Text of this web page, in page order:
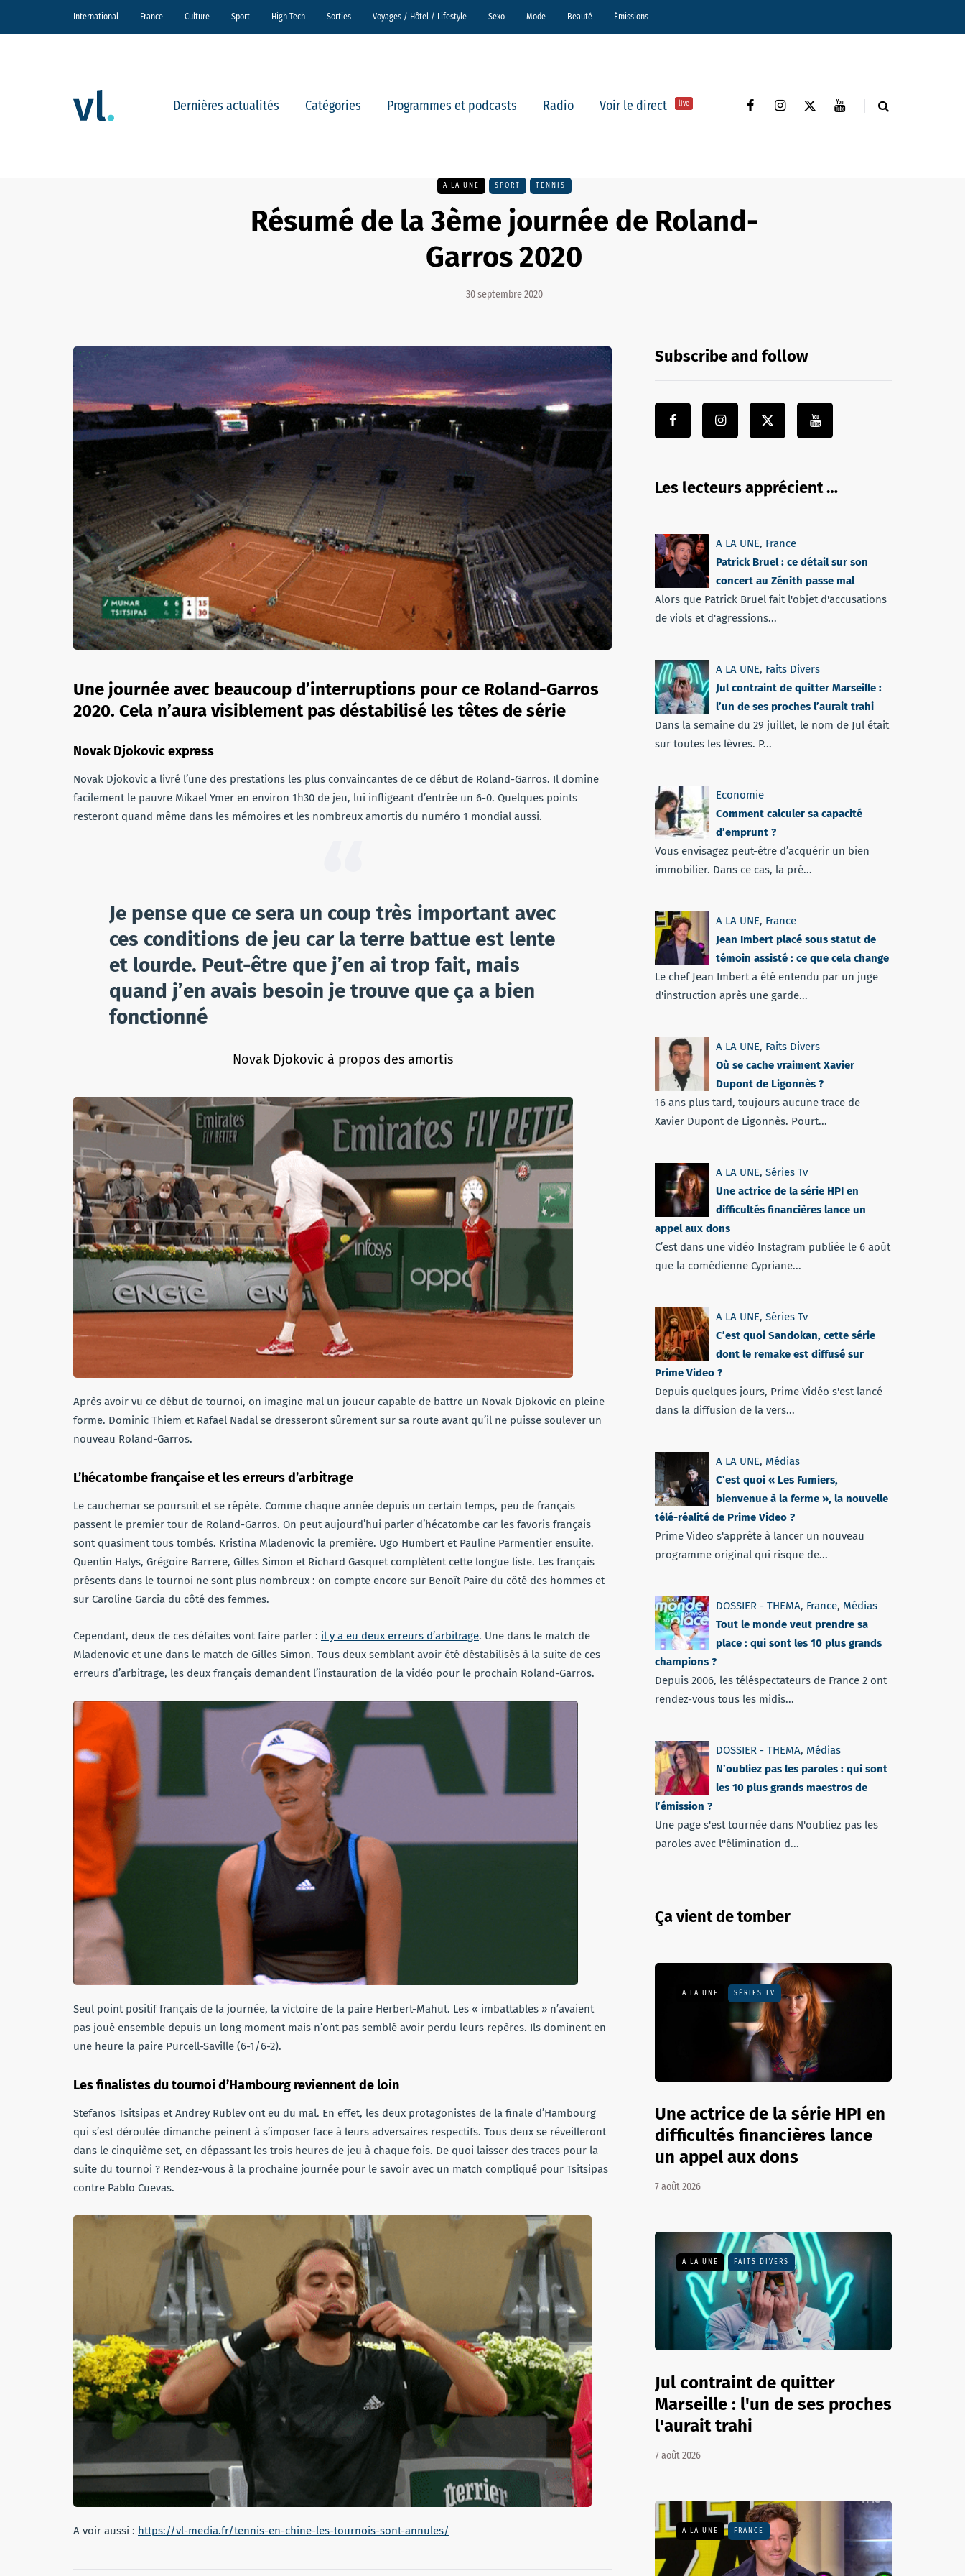
International France Culture Sport High Tech Sorties Voyages / Hôtel / Lifestyle Sexo Mode Beauté Émissions
Dernières actualités Catégories Programmes et podcasts Radio Voir le direct live
A LA UNE SPORT TENNIS
Résumé de la 3ème journée de Roland-
Garros 2020
30 septembre 2020
Une journée avec beaucoup d’interruptions pour ce Roland-Garros
2020. Cela n’aura visiblement pas déstabilisé les têtes de série
Novak Djokovic express
Novak Djokovic a livré l’une des prestations les plus convaincantes de ce début de Roland-Garros. Il domine
facilement le pauvre Mikael Ymer en environ 1h30 de jeu, lui infligeant d’entrée un 6-0. Quelques points
resteront quand même dans les mémoires et les nombreux amortis du numéro 1 mondial aussi.
Je pense que ce sera un coup très important avec
ces conditions de jeu car la terre battue est lente
et lourde. Peut-être que j’en ai trop fait, mais
quand j’en avais besoin je trouve que ça a bien
fonctionné
Novak Djokovic à propos des amortis
Après avoir vu ce début de tournoi, on imagine mal un joueur capable de battre un Novak Djokovic en pleine
forme. Dominic Thiem et Rafael Nadal se dresseront sûrement sur sa route avant qu’il ne puisse soulever un
nouveau Roland-Garros.
L’hécatombe française et les erreurs d’arbitrage
Le cauchemar se poursuit et se répète. Comme chaque année depuis un certain temps, peu de français
passent le premier tour de Roland-Garros. On peut aujourd’hui parler d’hécatombe car les favoris français
sont quasiment tous tombés. Kristina Mladenovic la première. Ugo Humbert et Pauline Parmentier ensuite.
Quentin Halys, Grégoire Barrere, Gilles Simon et Richard Gasquet complètent cette longue liste. Les français
présents dans le tournoi ne sont plus nombreux : on compte encore sur Benoît Paire du côté des hommes et
sur Caroline Garcia du côté des femmes.
Cependant, deux de ces défaites vont faire parler : il y a eu deux erreurs d’arbitrage. Une dans le match de
Mladenovic et une dans le match de Gilles Simon. Tous deux semblant avoir été déstabilisés à la suite de ces
erreurs d’arbitrage, les deux français demandent l’instauration de la vidéo pour le prochain Roland-Garros.
Seul point positif français de la journée, la victoire de la paire Herbert-Mahut. Les « imbattables » n’avaient
pas joué ensemble depuis un long moment mais n’ont pas semblé avoir perdu leurs repères. Ils dominent en
une heure la paire Purcell-Saville (6-1/6-2).
Les finalistes du tournoi d’Hambourg reviennent de loin
Stefanos Tsitsipas et Andrey Rublev ont eu du mal. En effet, les deux protagonistes de la finale d’Hambourg
qui s’est déroulée dimanche peinent à s’imposer face à leurs adversaires respectifs. Tous deux se réveilleront
dans le cinquième set, en dépassant les trois heures de jeu à chaque fois. De quoi laisser des traces pour la
suite du tournoi ? Rendez-vous à la prochaine journée pour le savoir avec un match compliqué pour Tsitsipas
contre Pablo Cuevas.
A voir aussi : https://vl-media.fr/tennis-en-chine-les-tournois-sont-annules/
Subscribe and follow
Les lecteurs apprécient …
A LA UNE, France
Patrick Bruel : ce détail sur son
concert au Zénith passe mal
Alors que Patrick Bruel fait l'objet d'accusations
de viols et d'agressions...
A LA UNE, Faits Divers
Jul contraint de quitter Marseille :
l’un de ses proches l’aurait trahi
Dans la semaine du 29 juillet, le nom de Jul était
sur toutes les lèvres. P...
Economie
Comment calculer sa capacité
d’emprunt ?
Vous envisagez peut-être d’acquérir un bien
immobilier. Dans ce cas, la pré...
A LA UNE, France
Jean Imbert placé sous statut de
témoin assisté : ce que cela change
Le chef Jean Imbert a été entendu par un juge
d'instruction après une garde...
A LA UNE, Faits Divers
Où se cache vraiment Xavier
Dupont de Ligonnès ?
16 ans plus tard, toujours aucune trace de
Xavier Dupont de Ligonnès. Pourt...
A LA UNE, Séries Tv
Une actrice de la série HPI en
difficultés financières lance un
appel aux dons
C’est dans une vidéo Instagram publiée le 6 août
que la comédienne Cypriane...
A LA UNE, Séries Tv
C’est quoi Sandokan, cette série
dont le remake est diffusé sur
Prime Video ?
Depuis quelques jours, Prime Vidéo s'est lancé
dans la diffusion de la vers...
A LA UNE, Médias
C’est quoi « Les Fumiers,
bienvenue à la ferme », la nouvelle
télé-réalité de Prime Video ?
Prime Video s'apprête à lancer un nouveau
programme original qui risque de...
DOSSIER - THEMA, France, Médias
Tout le monde veut prendre sa
place : qui sont les 10 plus grands
champions ?
Depuis 2006, les téléspectateurs de France 2 ont
rendez-vous tous les midis...
DOSSIER - THEMA, Médias
N’oubliez pas les paroles : qui sont
les 10 plus grands maestros de
l’émission ?
Une page s'est tournée dans N'oubliez pas les
paroles avec l''élimination d...
Ça vient de tomber
A LA UNE SÉRIES TV
Une actrice de la série HPI en
difficultés financières lance
un appel aux dons
7 août 2026
A LA UNE FAITS DIVERS
Jul contraint de quitter
Marseille : l'un de ses proches
l'aurait trahi
7 août 2026
A LA UNE FRANCE